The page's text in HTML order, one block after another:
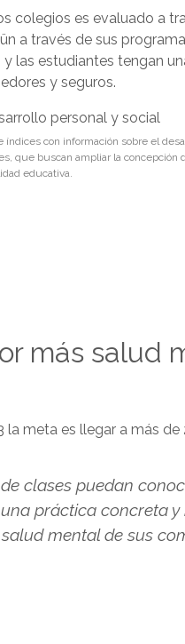
colegios es evaluado a
a través de sus
las estudiantes tengan
y seguros.
índices con información sobre el
que buscan ampliar la concepción
educativa.
más salud
meta es llegar a más de
clases puedan
práctica concreta
mental de sus